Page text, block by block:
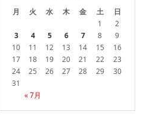
月
火 水 木 金 土 日
« 7月
1
2
3
4 5 6 7 8
9
10
11 12 13 14 15
16
17
18 19 20 21 22
23
24
25 26 27 28 29
30
31